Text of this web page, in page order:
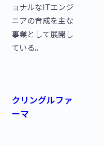
ョナルなITエンジ
ニアの育成を主な
事業として展開し
ている。
クリングルファ
ーマ